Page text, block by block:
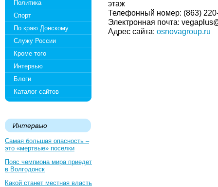
Политика
Спорт
По краю Донскому
Служу России
Кроме того
Интервью
Блоги
Каталог сайтов
Интервью
Самая большая опасность –
это «мертвые» поселки
Пояс чемпиона мира приедет
в Волгодонск
Какой станет местная власть
этаж
Телефонный номер: (863)
Электронная почта:
Адрес сайта: osnovagroup.ru